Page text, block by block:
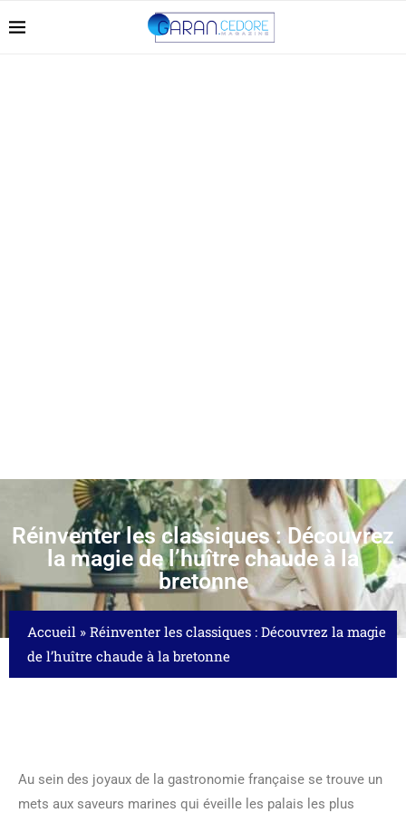
Réinventer les classiques : Découvrez
la magie de l’huître chaude à la
bretonne
Accueil » Réinventer les classiques : Découvrez la magie
de l’huître chaude à la bretonne
Au sein des joyaux de la gastronomie française se trouve un
mets aux saveurs marines qui éveille les palais les plus